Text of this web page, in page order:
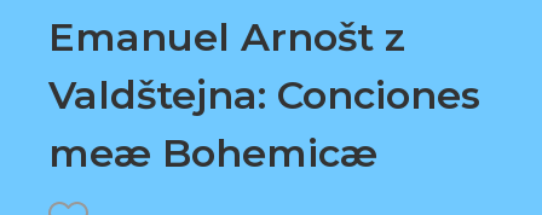
Emanuel Arnošt z
Valdštejna: Conciones
meæ Bohemicæ